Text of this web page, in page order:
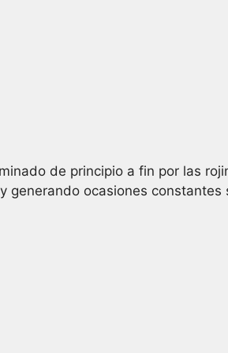
de principio a fin por las
generando ocasiones constantes